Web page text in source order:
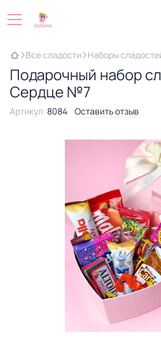
Все сладости Наборы
Подарочный набор
Сердце №7
Артикул: 8084 Оставить отзыв